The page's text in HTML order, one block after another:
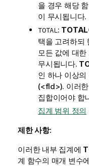
을 경우 해당
이 무시됩니다.
TOTAL: TOTAL
택을 고려하되
모든 값에 대
무시됩니다.
인 하나 이상
(<fld>). 이러
집합이어야 합
집계 범위 정의
제한 사항:
이러한 내부 집계에
계 함수의 매개 변수